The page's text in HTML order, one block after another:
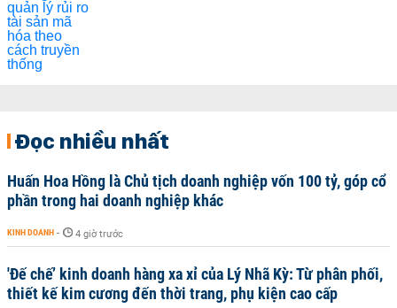
Đọc nhiều nhất
Huấn Hoa Hồng là Chủ tịch doanh nghiệp vốn 100 tỷ, góp cổ
phần trong hai doanh nghiệp khác
KINH DOANH - 4 giờ trước
'Đế chế’ kinh doanh hàng xa xỉ của Lý Nhã Kỳ: Từ phân phối,
thiết kế kim cương đến thời trang, phụ kiện cao cấp